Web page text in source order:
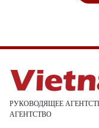
РУКОВОДЯЩЕЕ
АГЕНТСТВО